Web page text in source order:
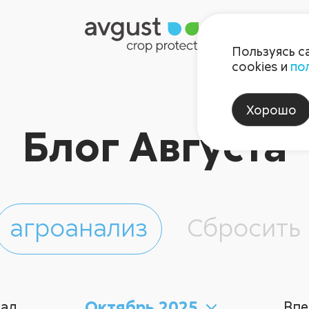
Блог Августа
агроанализ Сбросить
Пользуясь
cookies и
Хорошо